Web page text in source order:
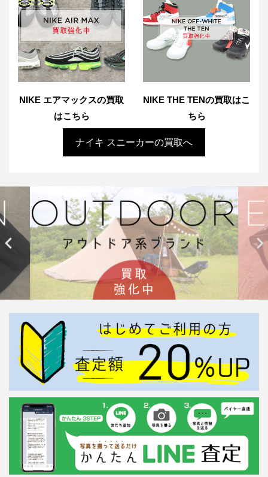
NIKE エアマックスの買取
はこちら
NIKE THE TENの買取はこ
ちら
ナイキ スニーカーの買取へ
 